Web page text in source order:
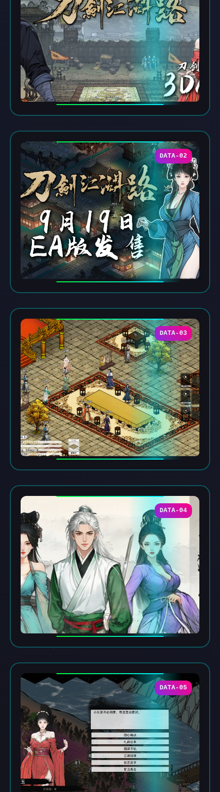
DATA-02
DATA-03
DATA-04
DATA-05